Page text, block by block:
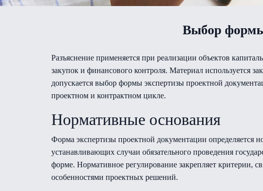
Выбор формы
Разъяснение применяется при реализации объектов
закупок и финансового контроля. Материал используется
допускается выбор формы экспертизы проектной
проектном и контрактном цикле.
Нормативные основания
Форма экспертизы проектной документации определяется
устанавливающих случаи обязательного проведения
форме. Нормативное регулирование закрепляет критерии,
особенностями проектных решений.